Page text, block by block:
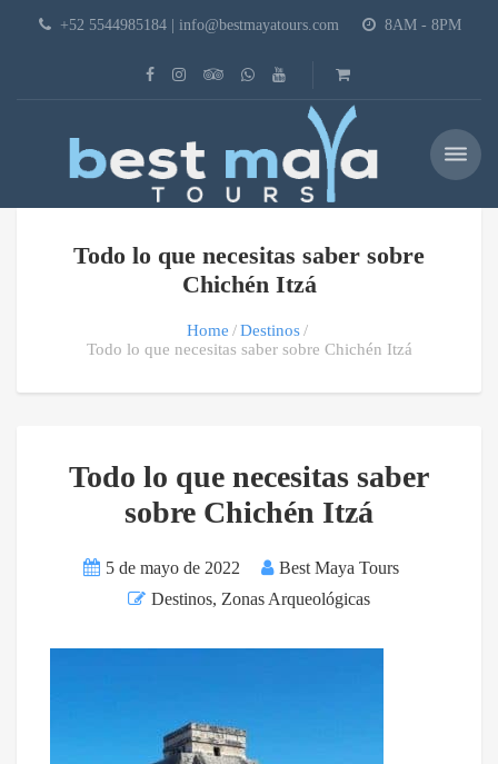
+52 5544985184 | info@bestmayatours.com 8AM - 8PM
Todo lo que necesitas saber sobre
Chichén Itzá
Home
Destinos
Todo lo que necesitas saber sobre Chichén Itzá
Todo lo que necesitas saber
sobre Chichén Itzá
5 de mayo de 2022
Best Maya Tours
Destinos, Zonas Arqueológicas